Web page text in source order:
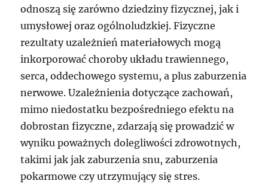
odnoszą się zarówno dziedziny fizycznej, jak i
umysłowej oraz ogólnoludzkiej. Fizyczne
rezultaty uzależnień materiałowych mogą
inkorporować choroby układu trawiennego,
serca, oddechowego systemu, a plus zaburzenia
nerwowe. Uzależnienia dotyczące zachowań,
mimo niedostatku bezpośredniego efektu na
dobrostan fizyczne, zdarzają się prowadzić w
wyniku poważnych dolegliwości zdrowotnych,
takimi jak jak zaburzenia snu, zaburzenia
pokarmowe czy utrzymujący się stres.